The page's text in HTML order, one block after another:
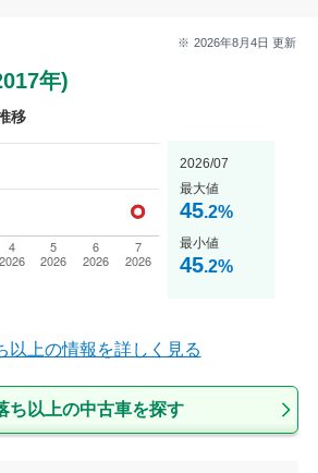
2026年8月4日 更新
年)
移
2026/07
最大値
45.2%
最小値
45.2%
以上の情報を詳しく見る
ち以上の中古車を探す